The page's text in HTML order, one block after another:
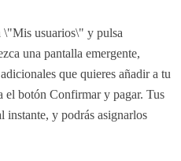
\"Mis usuarios\" y pulsa
una pantalla emergente,
que quieres añadir a tu
el botón Confirmar y pagar. Tus
instante, y podrás asignarlos